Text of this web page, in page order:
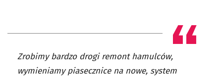
Zrobimy bardzo drogi remont hamulców,
wymieniamy piasecznice na nowe, system